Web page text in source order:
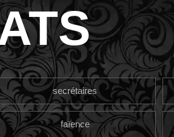
secrétaires
faïence